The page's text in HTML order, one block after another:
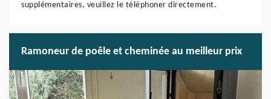
supplémentaires, veuillez le téléphoner directement.
Ramoneur de poêle et cheminée au meilleur prix